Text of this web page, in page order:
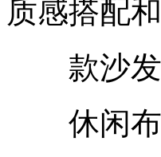
质感搭配
款沙发
休闲布